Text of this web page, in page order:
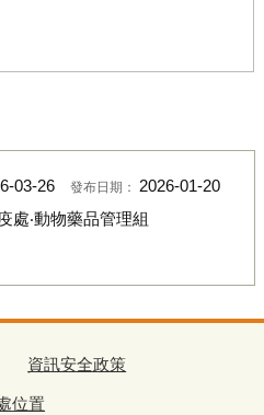
03-26 發布日期： 2026-01-20
處‧動物藥品管理組
資訊安全政策
位置